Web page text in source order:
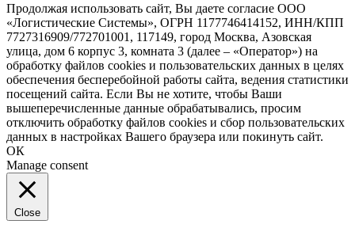
Продолжая использовать сайт, Вы даете согласие ООО
«Логистические Системы», ОГРН 1177746414152, ИНН/КПП
7727316909/772701001, 117149, город Москва, Азовская
улица, дом 6 корпус 3, комната 3 (далее – «Оператор») на
обработку файлов cookies и пользовательских данных в целях
обеспечения бесперебойной работы сайта, ведения статистики
посещений сайта. Если Вы не хотите, чтобы Ваши
вышеперечисленные данные обрабатывались, просим
отключить обработку файлов cookies и сбор пользовательских
данных в настройках Вашего браузера или покинуть сайт.
ОК
Manage consent
Close